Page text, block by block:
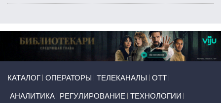
КАТАЛОГ ОПЕРАТОРЫ ТЕЛЕКАНАЛЫ ОТТ
АНАЛИТИКА РЕГУЛИРОВАНИЕ ТЕХНОЛОГИИ